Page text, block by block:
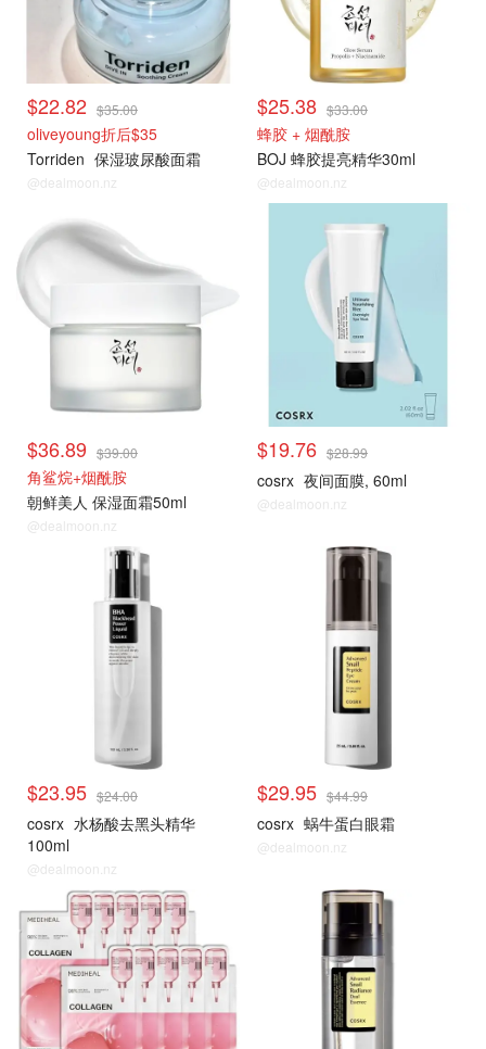
$22.82 $35.00
oliveyoung折后$35
Torriden 保湿玻尿酸面霜
@dealmoon.nz
$25.38 $33.00
蜂胶 + 烟酰胺
BOJ 蜂胶提亮精华30ml
@dealmoon.nz
$36.89 $39.00
角鲨烷+烟酰胺
朝鲜美人 保湿面霜50ml
@dealmoon.nz
$19.76 $28.99
cosrx 夜间面膜, 60ml
@dealmoon.nz
$23.95 $24.00
cosrx 水杨酸去黑头精华
100ml
@dealmoon.nz
$29.95 $44.99
cosrx 蜗牛蛋白眼霜
@dealmoon.nz